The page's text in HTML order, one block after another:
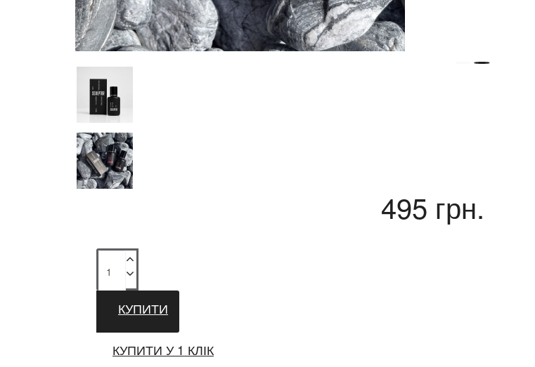
495 грн.
КУПИТИ
КУПИТИ У 1 КЛІК